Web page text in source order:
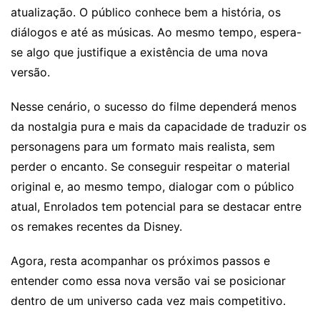
atualização. O público conhece bem a história, os
diálogos e até as músicas. Ao mesmo tempo, espera-
se algo que justifique a existência de uma nova
versão.
Nesse cenário, o sucesso do filme dependerá menos
da nostalgia pura e mais da capacidade de traduzir os
personagens para um formato mais realista, sem
perder o encanto. Se conseguir respeitar o material
original e, ao mesmo tempo, dialogar com o público
atual, Enrolados tem potencial para se destacar entre
os remakes recentes da Disney.
Agora, resta acompanhar os próximos passos e
entender como essa nova versão vai se posicionar
dentro de um universo cada vez mais competitivo.